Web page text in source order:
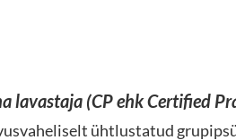
lavastaja (CP ehk Certified
ühtlustatud